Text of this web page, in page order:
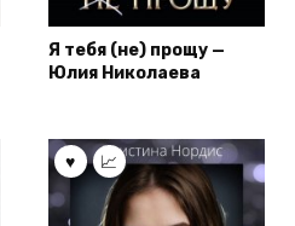
Я тебя (не) прощу —
Юлия Николаева